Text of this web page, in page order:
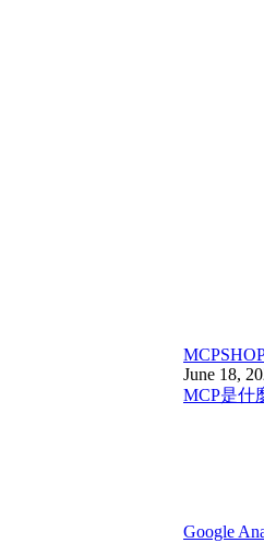
MCP
June 18,
MCP是什
Google